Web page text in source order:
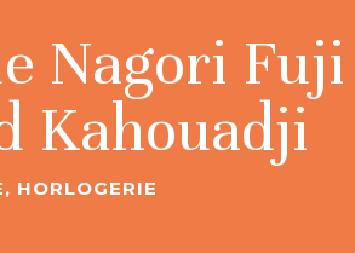
Nagori
Kahouadji
, HORLOGERIE